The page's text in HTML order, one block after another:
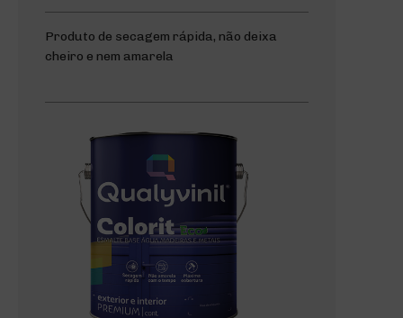
Produto de secagem rápida, não deixa
cheiro e nem amarela